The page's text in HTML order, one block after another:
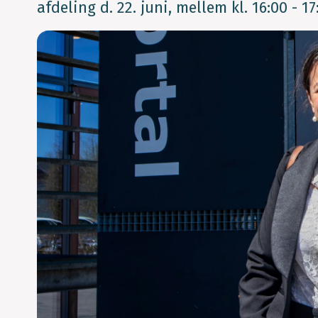
afdeling d. 22. juni, mellem kl. 16:00 -